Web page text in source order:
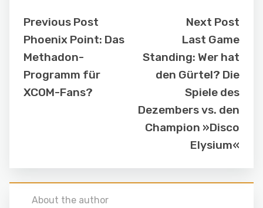
Previous Post
Phoenix Point: Das
Methadon-
Programm für
XCOM-Fans?
Next Post
Last Game
Standing: Wer hat
den Gürtel? Die
Spiele des
Dezembers vs. den
Champion »Disco
Elysium«
About the author